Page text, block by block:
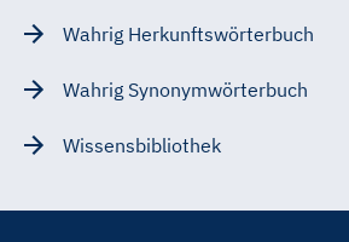
Wahrig Herkunftswörterbuch
Wahrig Synonymwörterbuch
Wissensbibliothek